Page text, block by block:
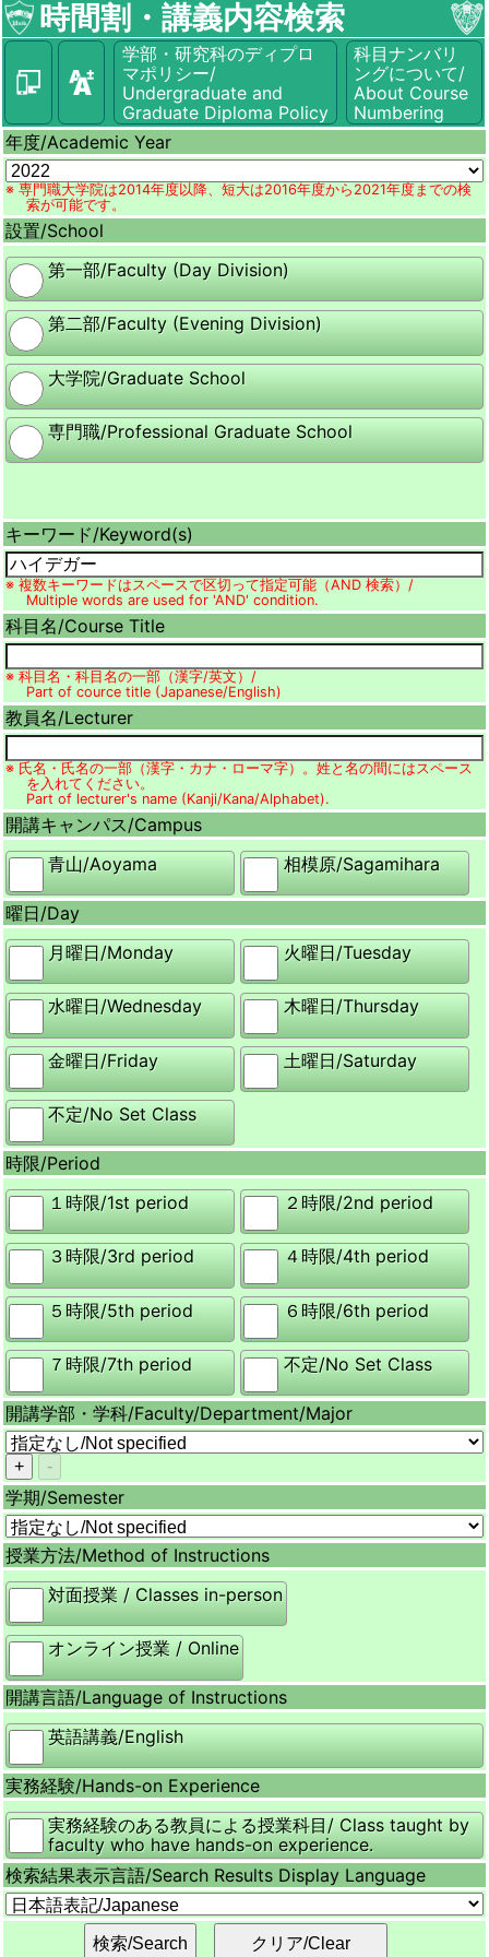
時間割・講義内容検索
学部・研究科のディプロ
マポリシー/
Undergraduate and
Graduate Diploma Policy
科目ナンバリ
ングについて/
About Course
Numbering
年度/Academic Year
※ 専門職大学院は2014年度以降、短大は2016年度から2021年度までの検
索が可能です。
設置/School
第一部/Faculty (Day Division)
第二部/Faculty (Evening Division)
大学院/Graduate School
専門職/Professional Graduate School
キーワード/Keyword(s)
※ 複数キーワードはスペースで区切って指定可能（AND 検索）/
Multiple words are used for 'AND' condition.
科目名/Course Title
※ 科目名・科目名の一部（漢字/英文）/
Part of cource title (Japanese/English)
教員名/Lecturer
※ 氏名・氏名の一部（漢字・カナ・ローマ字）。姓と名の間にはスペース
を入れてください。
Part of lecturer's name (Kanji/Kana/Alphabet).
開講キャンパス/Campus
青山/Aoyama 相模原/Sagamihara
曜日/Day
月曜日/Monday 火曜日/Tuesday
水曜日/Wednesday 木曜日/Thursday
金曜日/Friday 土曜日/Saturday
不定/No Set Class
時限/Period
１時限/1st period ２時限/2nd period
３時限/3rd period ４時限/4th period
５時限/5th period ６時限/6th period
７時限/7th period 不定/No Set Class
開講学部・学科/Faculty/Department/Major
学期/Semester
授業方法/Method of Instructions
対面授業 / Classes in-person
オンライン授業 / Online
開講言語/Language of Instructions
英語講義/English
実務経験/Hands-on Experience
実務経験のある教員による授業科目/ Class taught by
faculty who have hands-on experience.
検索結果表示言語/Search Results Display Language